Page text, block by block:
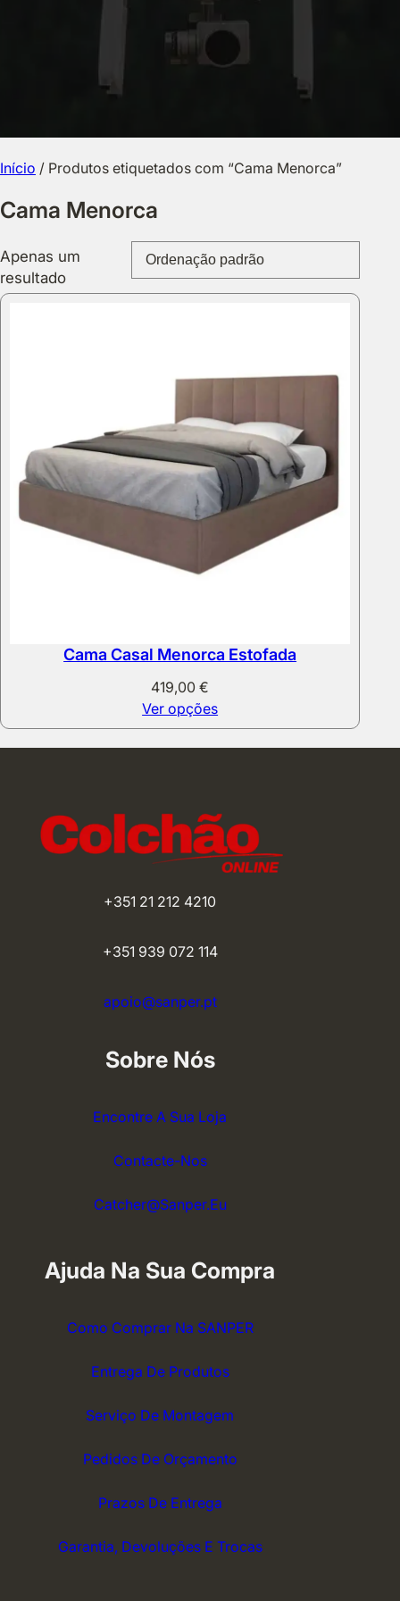
Início / Produtos etiquetados com “Cama Menorca”
Cama Menorca
Apenas um
resultado
Cama Casal Menorca Estofada
419,00€
Ver opções
+351 21 212 4210
+351 939 072 114
apoio@sanper.pt
Sobre Nós
Encontre A Sua Loja
Contacte-Nos
Catcher@sanper.eu
Ajuda Na Sua Compra
Como Comprar Na SANPER
Entrega De Produtos
Serviço De Montagem
Pedidos De Orçamento
Prazos De Entrega
Garantia, Devoluções E Trocas